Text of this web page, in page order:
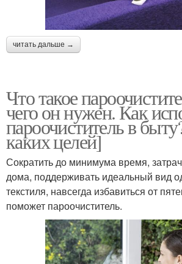
читать дальше →
Что такое
чего он нужен. Как
пароочиститель в
каких целей]
Сократить до минимума время,
дома, поддерживать идеальный вид
текстиля, навсегда избавиться от
поможет пароочиститель.